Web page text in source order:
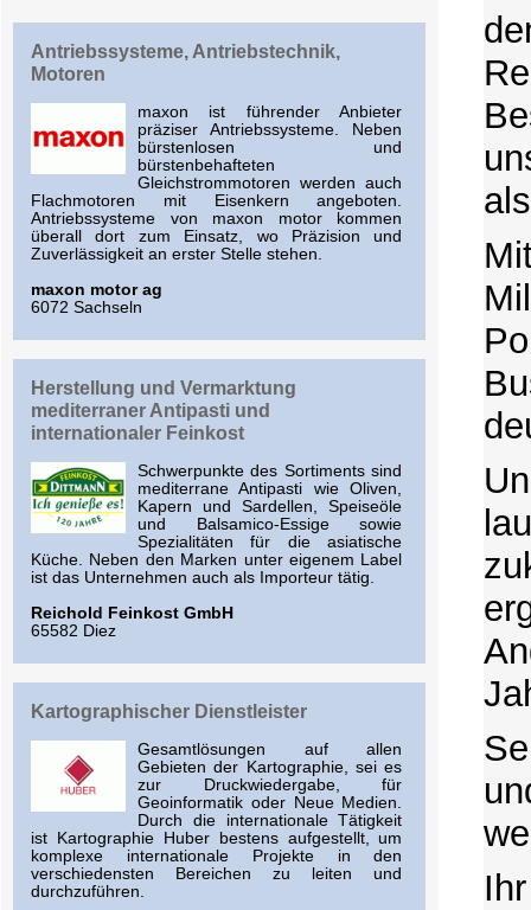
Antriebssysteme, Antriebstechnik,
Motoren
maxon ist führender Anbieter
präziser Antriebssysteme. Neben
bürstenlosen und
bürstenbehafteten
Gleichstrommotoren werden auch
Flachmotoren mit Eisenkern angeboten.
Antriebssysteme von maxon motor kommen
überall dort zum Einsatz, wo Präzision und
Zuverlässigkeit an erster Stelle stehen.
maxon motor ag
6072 Sachseln
Herstellung und Vermarktung
mediterraner Antipasti und
internationaler Feinkost
Schwerpunkte des Sortiments sind
mediterrane Antipasti wie Oliven,
Kapern und Sardellen, Speiseöle
und Balsamico-Essige sowie
Spezialitäten für die asiatische
Küche. Neben den Marken unter eigenem Label
ist das Unternehmen auch als Importeur tätig.
Reichold Feinkost GmbH
65582 Diez
Kartographischer Dienstleister
Gesamtlösungen auf allen
Gebieten der Kartographie, sei es
zur Druckwiedergabe, für
Geoinformatik oder Neue Medien.
Durch die internationale Tätigkeit
ist Kartographie Huber bestens aufgestellt, um
komplexe internationale Projekte in den
verschiedensten Bereichen zu leiten und
durchzuführen.